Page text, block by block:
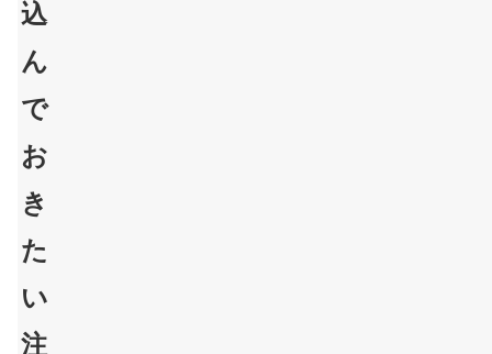
込
ん
で
お
き
た
い
注